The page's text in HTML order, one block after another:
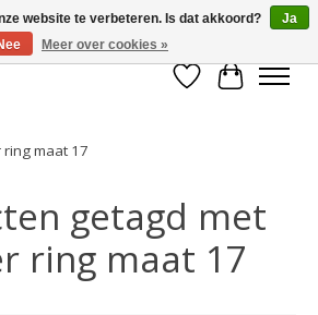
Verlanglijst
ring maat 17
getagd met
ring maat 17
website te verbeteren. Is dat akkoord?
Ja
Meer over cookies »